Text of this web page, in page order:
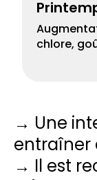
chlore,
→ Une
entraîner
→ Il est